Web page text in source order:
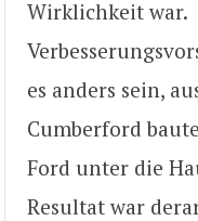
Wirklichkeit war.
es anders sein,
Cumberford
Ford unter die
Resultat war